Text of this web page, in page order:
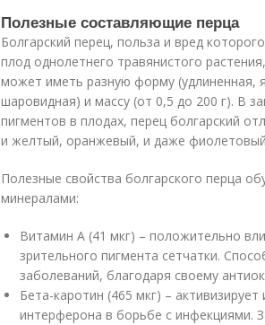
Полезные составляющие перца
Болгарский перец, польза и вред
плод однолетнего травянистого
может иметь разную форму (удлиненная,
шаровидная) и массу (от 0,5 до 200 г). В
пигментов в плодах, перец болгарский
и желтый, оранжевый, и даже
Полезные свойства болгарского перца
минералами:
Витамин A (41 мкг) – положительно
зрительного пигмента сетчатки.
заболеваний, благодаря своему
Бета-каротин (465 мкг) –
интерферона в борьбе с инфекциями.